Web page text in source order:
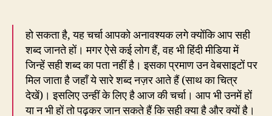
हो सकता है, यह चर्चा आपको अनावश्यक लगे क्योंकि आप सही
शब्द जानते हों। मगर ऐसे कई लोग हैं, वह भी हिंदी मीडिया में
जिन्हें सही शब्द का पता नहीं है। इसका प्रमाण उन वेबसाइटों पर
मिल जाता है जहाँ ये सारे शब्द नज़र आते हैं (साथ का चित्र
देखें)। इसलिए उन्हीं के लिए है आज की चर्चा। आप भी उनमें हों
या न भी हों तो पढ़कर जान सकते हैं कि सही क्या है और क्यों है।